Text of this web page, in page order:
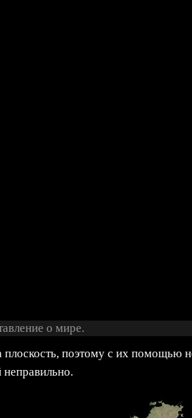
о мире.
поэтому с их помощью